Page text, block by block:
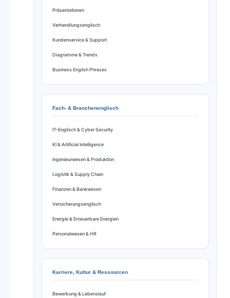
Präsentationen
Verhandlungsenglisch
Kundenservice & Support
Diagramme & Trends
Business English Phrases
Fach- & Branchenenglisch
IT-Englisch & Cyber Security
KI & Artificial Intelligence
Ingenieurwesen & Produktion
Logistik & Supply Chain
Finanzen & Bankwesen
Versicherungsenglisch
Energie & Erneuerbare Energien
Personalwesen & HR
Karriere, Kultur & Ressourcen
Bewerbung & Lebenslauf